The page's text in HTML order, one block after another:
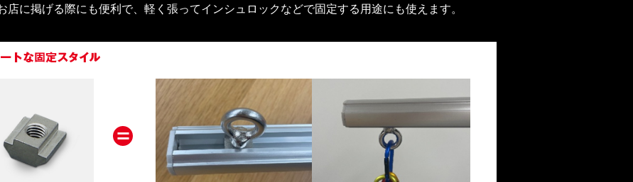
店に掲げる際にも便利で、軽く張ってインシュロックなどで固定する用途にも使えます。